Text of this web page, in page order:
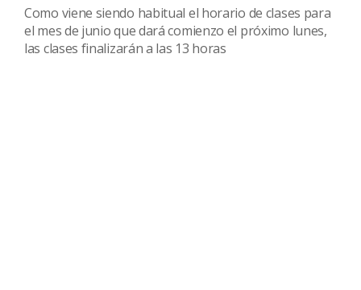
Como viene siendo habitual el horario de clases para
el mes de junio que dará comienzo el próximo lunes,
las clases finalizarán a las 13 horas